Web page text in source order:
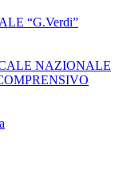
“G.Verdi”
NAZIONALE